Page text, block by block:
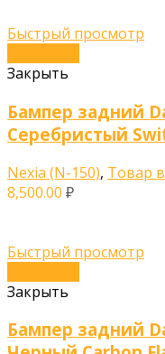
Быстрый просмотр
Закрыть
Бампер задний
Серебристый
Nexia (N-150), Товар
8,500.00 ₽
Быстрый просмотр
Закрыть
Бампер задний